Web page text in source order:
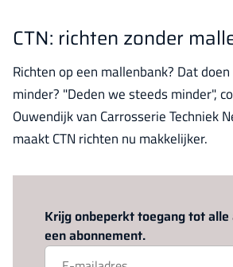
CTN: richten zonder
Richten op een mallenbank? Dat
minder? "Deden we steeds minder",
Ouwendijk van Carrosserie Techniek
maakt CTN richten nu makkelijker.
Krijg onbeperkt toegang tot
een abonnement.